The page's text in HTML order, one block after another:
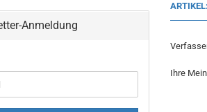
Ihre
Anmeldung